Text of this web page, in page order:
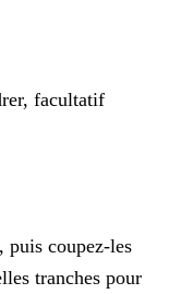
facultatif
puis coupez-les
tranches pour